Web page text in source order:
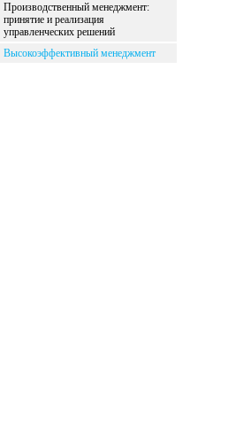
Производственный менеджмент:
принятие и реализация
управленческих решений
Высокоэффективный менеджмент